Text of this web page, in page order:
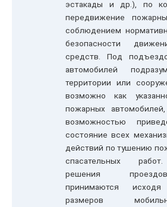
эстакады и др.), по
передвижение
соблюдением
безопасности
средств. Под
автомобилей
территории или
возможно как
пожарных
возможностью
состояние всех
действий по тушению
спасательных
решения
принимаются
размеров